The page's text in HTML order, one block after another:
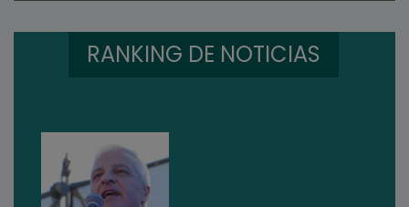
RANKING DE NOTICIAS